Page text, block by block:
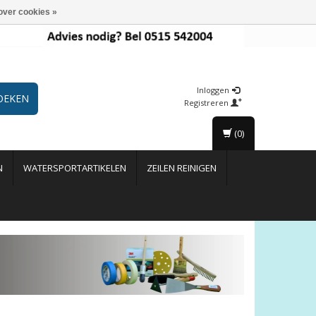
Inloggen
Registreren
WATERSPORTARTIKELEN ZEILEN REINIGEN
(0)
cookies »